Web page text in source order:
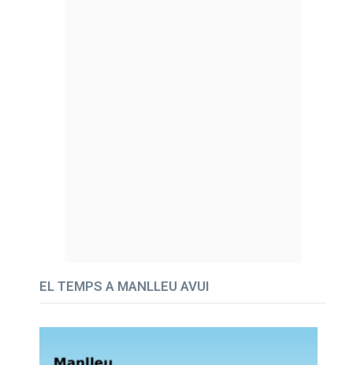
EL TEMPS A MANLLEU AVUI